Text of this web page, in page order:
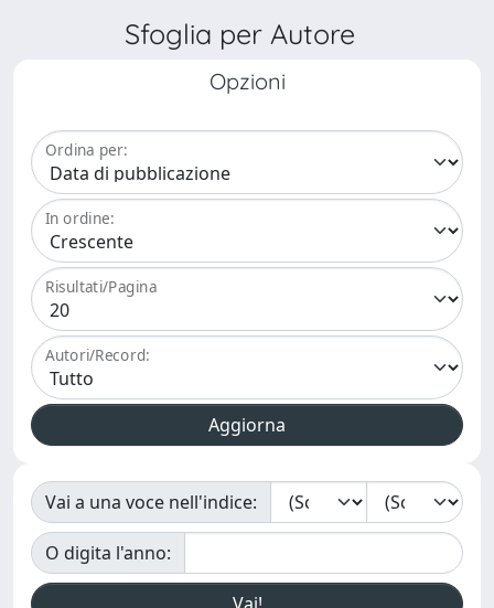
Sfoglia per Autore
Opzioni
Ordina per:
In ordine:
Risultati/Pagina
Autori/Record:
Vai a una voce nell'indice:
O digita l'anno: